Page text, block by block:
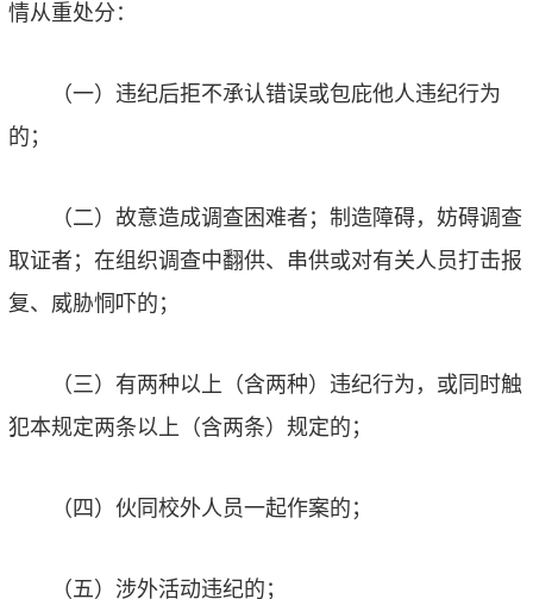
情从重处分：
（一）违纪后拒不承认错误或包庇他人违纪行为
的；
（二）故意造成调查困难者；制造障碍，妨碍调查
取证者；在组织调查中翻供、串供或对有关人员打击报
复、威胁恫吓的；
（三）有两种以上（含两种）违纪行为，或同时触
犯本规定两条以上（含两条）规定的；
（四）伙同校外人员一起作案的；
（五）涉外活动违纪的；